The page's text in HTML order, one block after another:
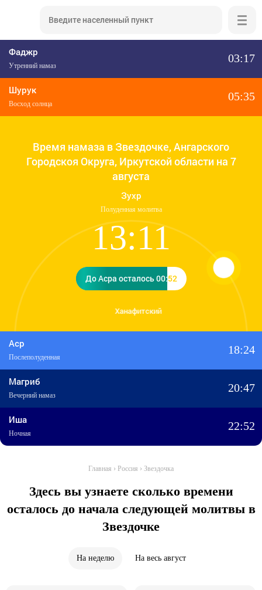
Фаджр
Утренний намаз
03:17
Шурук
Восход солнца
05:35
Ханафитский
Время намаза в Звездочке, Ангарского
Городскоя Округа, Иркутской области на 7
августа
Зухр
Полуденная молитва
13:11
До Асра осталось 00:52
До Асра осталось 00:52
Аср
Послеполуденная
18:24
Магриб
Вечерний намаз
20:47
Иша
Ночная
22:52
Главная › Россия › Звездочка
Здесь вы узнаете сколько времени
осталось до начала следующей молитвы в
Звездочке
На неделю На весь август